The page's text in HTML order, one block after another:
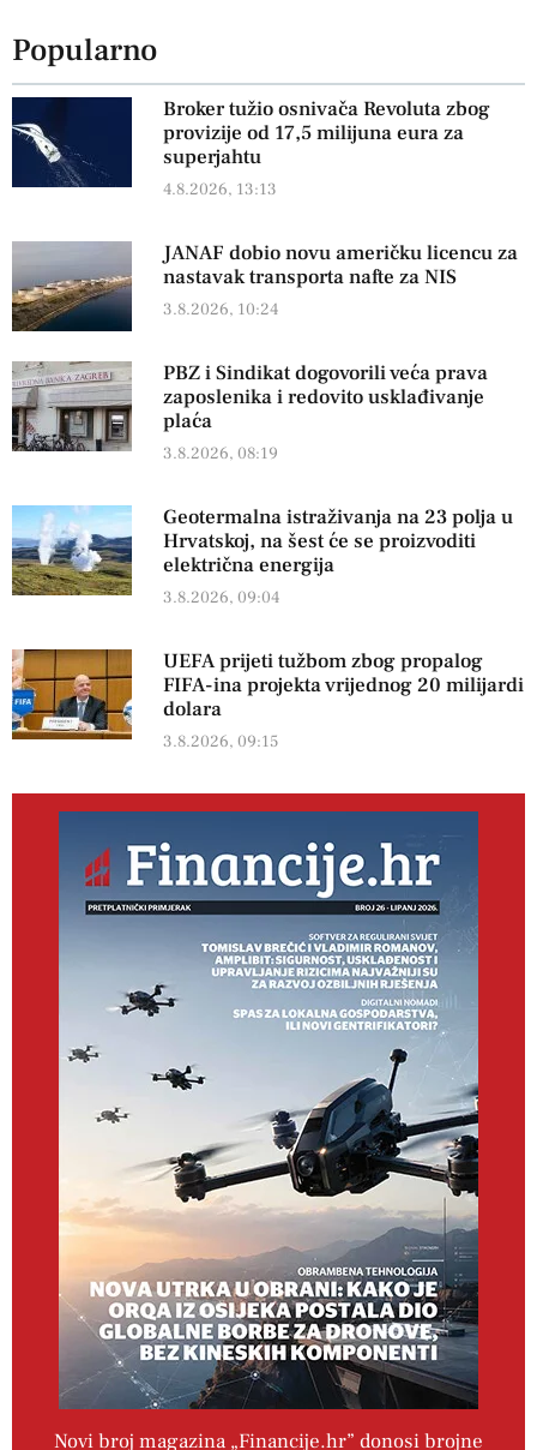
Popularno
Broker tužio osnivača Revoluta zbog
provizije od 17,5 milijuna eura za
superjahtu
4.8.2026, 13:13
JANAF dobio novu američku licencu za
nastavak transporta nafte za NIS
3.8.2026, 10:24
PBZ i Sindikat dogovorili veća prava
zaposlenika i redovito usklađivanje
plaća
3.8.2026, 08:19
Geotermalna istraživanja na 23 polja u
Hrvatskoj, na šest će se proizvoditi
električna energija
3.8.2026, 09:04
UEFA prijeti tužbom zbog propalog
FIFA-ina projekta vrijednog 20 milijardi
dolara
3.8.2026, 09:15
Novi broj magazina „Financije.hr” donosi brojne